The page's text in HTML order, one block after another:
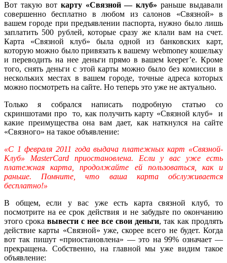
Вот такую вот карту «Связной — клуб» раньше выдавали
совершенно бесплатно в любом из салонов «Связной» в
вашем городе при предъявлении паспорта, нужно было лишь
заплатить 500 рублей, которые сразу же клали вам на счет.
Карта «Связной клуб» была одной из банковских карт,
которую можно было привязать к вашему webmoney кошельку
и переводить на нее деньги прямо в вашем keeper’е. Кроме
того, снять деньги с этой карты можно было без комиссии в
нескольких местах в вашем городе, точные адреса которых
можно посмотреть на сайте. Но теперь это уже не актуально.
Только я собрался написать подробную статью со
скриншотами про то, как получить карту «Связной клуб» и
какие преимущества она вам дает, как наткнулся на сайте
«Связного» на такое объявление:
«С 1 февраля 2011 года выдача платежных карт «Связной-
Клуб» MasterCard приостановлена. Если у вас уже есть
платежная карта, продолжайте ей пользоваться, как и
раньше. Помните, что ваша карта обслуживается
бесплатно!»
В общем, если у вас уже есть карта связной клуб, то
посмотрите на ее срок действия и не забудьте по окончанию
этого срока вывести с нее все свои деньги, так как продлять
действие карты «Связной» уже, скорее всего не будет. Когда
вот так пишут «приостановлена» — это на 99% означает —
прекращена. Собственно, на главной мы уже видим такое
объявление: